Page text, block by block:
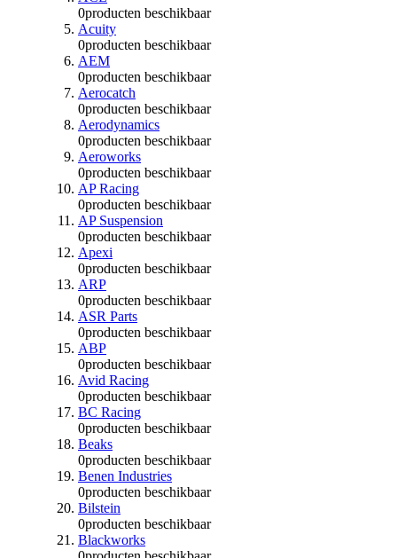
0producten beschikbaar
Acuity
0producten beschikbaar
AEM
0producten beschikbaar
Aerocatch
0producten beschikbaar
Aerodynamics
0producten beschikbaar
Aeroworks
0producten beschikbaar
AP Racing
0producten beschikbaar
AP Suspension
0producten beschikbaar
Apexi
0producten beschikbaar
ARP
0producten beschikbaar
ASR Parts
0producten beschikbaar
ABP
0producten beschikbaar
Avid Racing
0producten beschikbaar
BC Racing
0producten beschikbaar
Beaks
0producten beschikbaar
Benen Industries
0producten beschikbaar
Bilstein
0producten beschikbaar
Blackworks